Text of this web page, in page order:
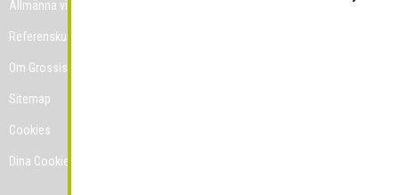
Allmänna villkor
Referenskunder
Om Grossist.se
Sitemap
Cookies
Dina Cookie-prefenser